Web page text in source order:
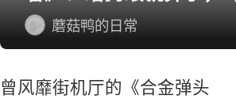
怎么个事！
蘑菇鸭的日常
曾风靡街机厅的《合金弹头